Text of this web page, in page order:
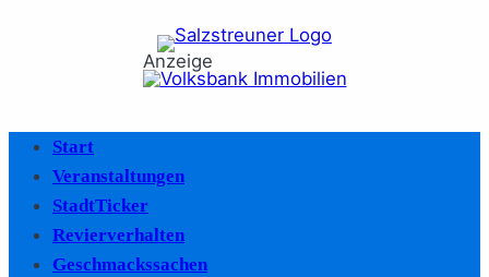
Anzeige
Start
Veranstaltungen
StadtTicker
Revierverhalten
Geschmackssachen